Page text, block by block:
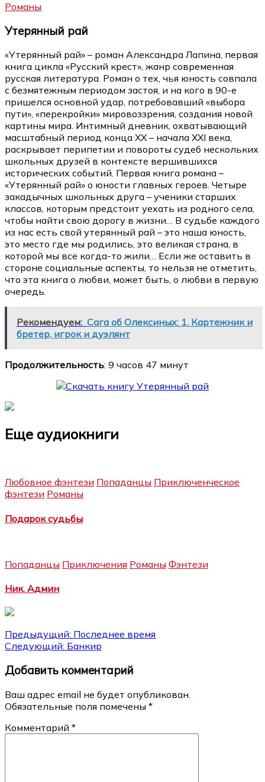
Романы
Утерянный рай
«Утерянный рай» – роман Александра Лапина, первая
книга цикла «Русский крест», жанр современная
русская литература. Роман о тех, чья юность совпала
с безмятежным периодом застоя, и на кого в 90-е
пришелся основной удар, потребовавший «выбора
пути», «перекройки» мировоззрения, создания новой
картины мира. Интимный дневник, охватывающий
масштабный период конца XX – начала XXI века,
раскрывает перипетии и повороты судеб нескольких
школьных друзей в контексте вершившихся
исторических событий. Первая книга романа –
«Утерянный рай» о юности главных героев. Четыре
закадычных школьных друга – ученики старших
классов, которым предстоит уехать из родного села,
чтобы найти свою дорогу в жизни… В судьбе каждого
из нас есть свой утерянный рай – это наша юность,
это место где мы родились, это великая страна, в
которой мы все когда-то жили… Если же оставить в
стороне социальные аспекты, то нельзя не отметить,
что эта книга о любви, может быть, о любви в первую
очередь.
Рекомендуем: Сага об Олексиных: 1. Картежник и
бретер, игрок и дуэлянт
Продолжительность: 9 часов 47 минут
Еще аудиокниги
Любовное фэнтези Попаданцы Приключенческое
фэнтези Романы
Подарок судьбы
Попаданцы Приключения Романы Фэнтези
Ник. Админ
Навигация
по
записям
Предыдущий: Последнее время
Следующий: Банкир
Добавить комментарий
Ваш адрес email не будет опубликован.
Обязательные поля помечены *
Комментарий *